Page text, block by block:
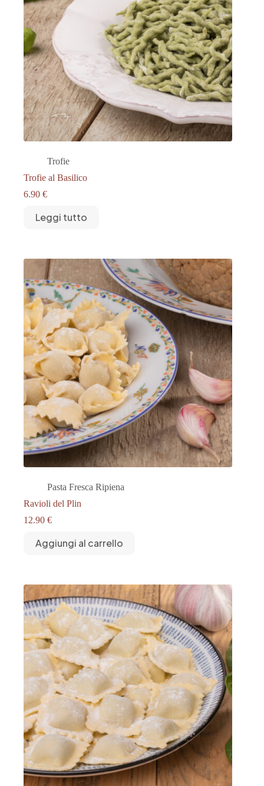
Trofie
Trofie al Basilico
6.90 €
Leggi tutto
Pasta Fresca Ripiena
Ravioli del Plin
12.90 €
Aggiungi al carrello